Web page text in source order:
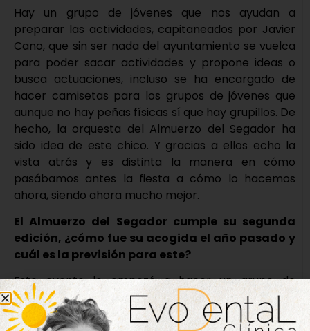
Hay un grupo de jóvenes que nos ayudan a
preparar las actividades, capitaneados por Javier
Cano, que sin ser nada del ayuntamiento se vuelca
para poder sacar actividades y propone ideas o
busca actuaciones, incluso se ha encargado de
hacer camisetas para los grupos de jóvenes que
aunque no hay peñas físicas sí que hay grupillos. De
hecho, la orquesta del Almuerzo del Segador ha
sido idea de este chico. Y gracias a ellos echo la
vista atrás y es distinta la manera en cómo
pasábamos antes la fiesta a cómo lo hacemos
ahora, siendo ahora mucho mejor.
El Almuerzo del Segador cumple su segunda
edición, ¿cómo fue su acogida el año pasado y
cuál es la previsión para este?
Este evento lo empezó a hacer un grupo de
madres como una cena, y al conocerlo pensamos
que sería buena idea hacerlo para todo el pueblo, y